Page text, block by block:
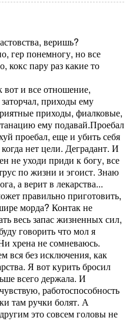
веришь?
гер понемногу, но все
кокс пару раз какие то
вот и все отношение,
приходы ему
приходы, фиалковые,
ему подавай.Проебал
проебал, еще и убить себя
нет цели. Деградант. И
не уходи приди к богу, все
по жизни и эгоист. Знаю
а верит в лекарства...
правильно приготовить,
морда? Контак не
весь запас жизненных сил,
говорить что мол я
хрена не сомневаюсь.
вся без исключения, как
Я вот курить бросил
всего держала. И
работоспособность
там ручки болят. А
это совсем головы не